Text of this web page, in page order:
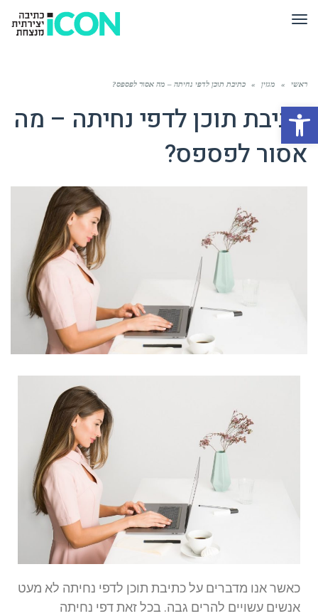
פתח סרגל נגישות
תפריט
ראשי » מגזין » כתיבת תוכן לדפי נחיתה – מה אסור לפספס?
כתיבת תוכן לדפי נחיתה – מה
אסור לפספס?
כאשר אנו מדברים על כתיבת תוכן לדפי נחיתה לא מעט
אנשים עשויים להרים גבה. בכל זאת דפי נחיתה